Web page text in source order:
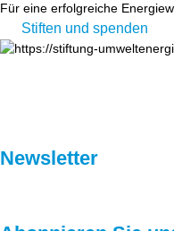
Für eine erfolgreiche
Stiften und spenden
Newsletter